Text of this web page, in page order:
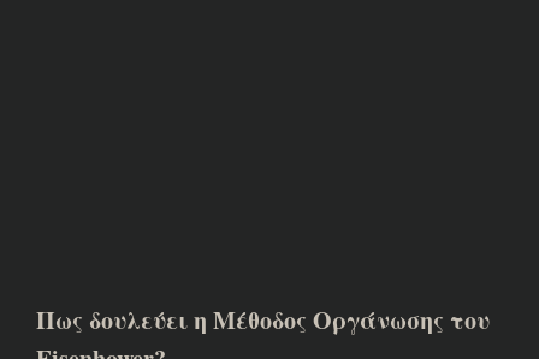
Πως δουλεύει η Μέθοδος Οργάνωσης του